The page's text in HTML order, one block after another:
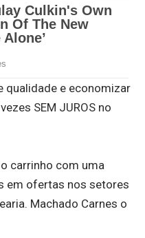
qualidade e economizar
SEM JUROS no
carrinho com uma
em ofertas nos setores
Machado Carnes o